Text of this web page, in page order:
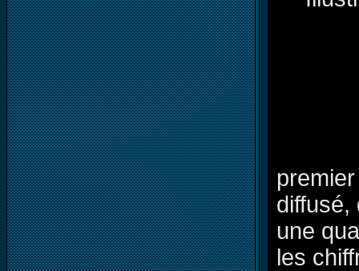
diffusé,
une
les